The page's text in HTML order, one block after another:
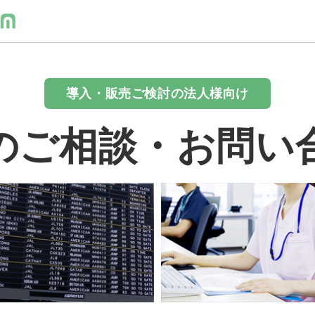
導入・販売ご検討の法人様向け
ご相談・お問い